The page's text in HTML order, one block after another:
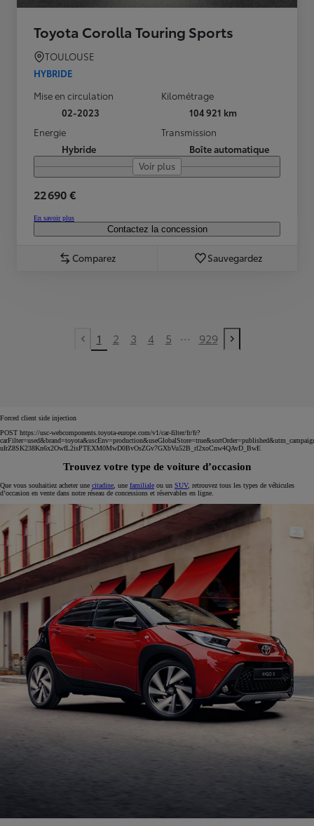
Toyota Corolla Touring Sports
TOULOUSE
HYBRIDE
Mise en circulation
02-2023
Kilométrage
104 921 km
Energie
Hybride
Transmission
Boîte automatique
Voir plus
22 690 €
En savoir plus
Contactez la concession
Comparez Sauvegardez
Previous page
1 2 3 4 5 ... 929
Next page
Forced client side injection
POST https://usc-webcomponents.toyota-europe.com/v1/car-filter/fr/fr?
uIrZ8SK238Kn6x2OwfL2isPTEXM0MwD0BvOsZGv7GXbVu52B_rl2xoCnw4QAvD_BwE
Trouvez votre type de voiture d’occasion
Que vous souhaitiez acheter une citadine , une familiale ou un SUV, retrouvez tous les types de véhicules
d’occasion en vente dans notre réseau de concessions et réservables en ligne.